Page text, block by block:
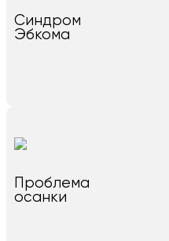
Синдром
Эбкома
Проблема
осанки